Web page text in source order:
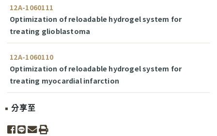
12A-1060111
Optimization of reloadable hydrogel system for
treating glioblastoma
12A-1060110
Optimization of reloadable hydrogel system for
treating myocardial infarction
分享至
share to facebook
share to line
share to email
print